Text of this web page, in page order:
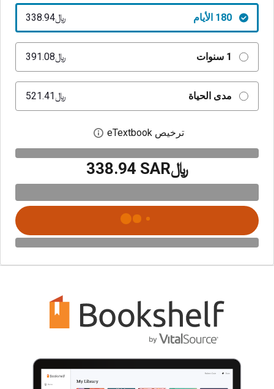
180 الأيام ﷼‎338.94
1 سنوات ﷼‎391.08
مدى الحياة ﷼‎521.41
ترخيص eTextbook افتح مربع حوار
﷼‎338.94 SAR